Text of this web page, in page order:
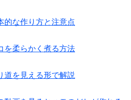
的な作り方と注意点
を柔らかく煮る方法
道を見える形で解説